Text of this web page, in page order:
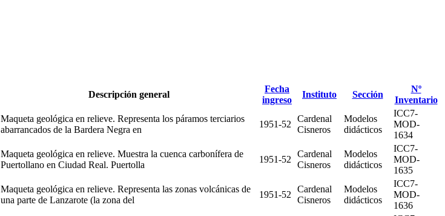
Descripción general
Fecha
ingreso
Instituto Sección
Nº
Inventario
Maqueta geológica en relieve. Representa los páramos terciarios
abarrancados de la Bardera Negra en
1951-52
Cardenal
Cisneros
Modelos
didácticos
ICC7-
MOD-
1634
Maqueta geológica en relieve. Muestra la cuenca carbonífera de
Puertollano en Ciudad Real. Puertolla
1951-52
Cardenal
Cisneros
Modelos
didácticos
ICC7-
MOD-
1635
Maqueta geológica en relieve. Representa las zonas volcánicas de
una parte de Lanzarote (la zona del
1951-52
Cardenal
Cisneros
Modelos
didácticos
ICC7-
MOD-
1636